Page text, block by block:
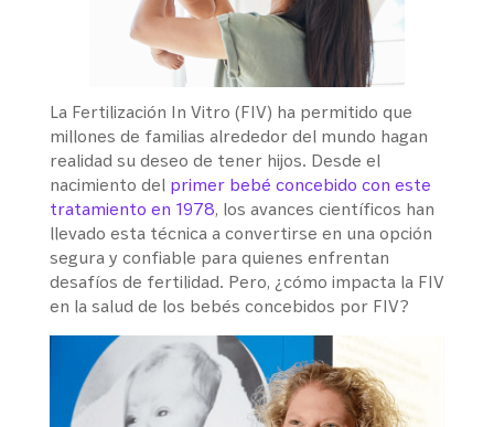
La Fertilización In Vitro (FIV) ha permitido que
millones de familias alrededor del mundo hagan
realidad su deseo de tener hijos. Desde el
nacimiento del primer bebé concebido con este
tratamiento en 1978, los avances científicos han
llevado esta técnica a convertirse en una opción
segura y confiable para quienes enfrentan
desafíos de fertilidad. Pero, ¿cómo impacta la FIV
en la salud de los bebés concebidos por FIV?